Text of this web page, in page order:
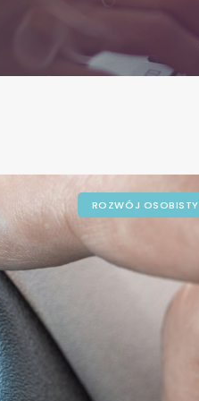
ROZWÓJ OSOBISTY